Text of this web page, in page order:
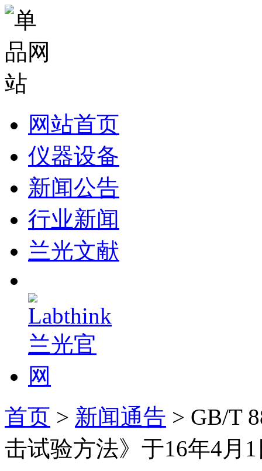
网站首页
仪器设备
新闻公告
行业新闻
兰光文献
首页 > 新闻通告 > GB/T
击试验方法》于16年4月